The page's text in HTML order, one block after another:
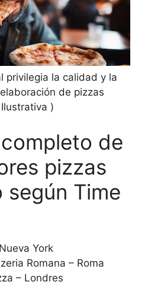
privilegia la calidad y la
de pizzas
)
de
pizzas
según Time
York
Romana – Roma
– Londres